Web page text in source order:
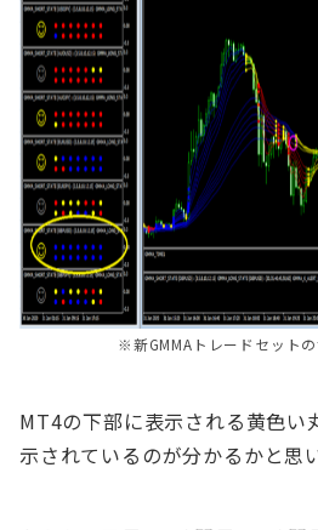
※新GMMAトレードセット
MT4の下部に表示される黄色
示されているのが分かるかと思